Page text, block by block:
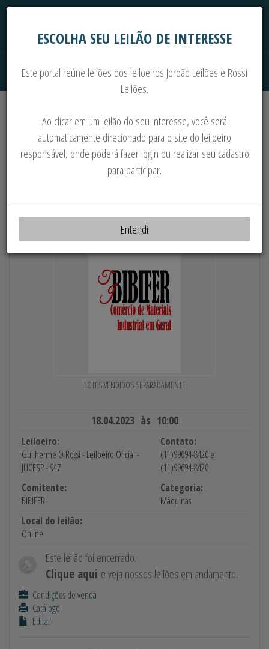
Imoveis Máquinas Sucata
+400 LOTES: MATERIAIS ELÉTRICOS,
DISJUNTORES, INVERSORES,
LOTES VENDIDOS SEPARADAMENTE
18.04.2023 às 10:00
Leiloeiro:
Guilherme O Rossi - Leiloeiro Oficial -
JUCESP - 947
Contato:
(11)99694-8420 e
(11)99694-8420
Comitente:
BIBIFER
Categoria:
Máquinas
Local do leilão:
Online
Este leilão foi encerrado.
Clique aqui e veja nossos leilões em andamento.
Condições de venda
Catálogo
Edital
ESCOLHA SEU LEILÃO DE INTERESSE
Este portal reúne leilões dos leiloeiros Jordão Leilões e Rossi
Leilões.
Ao clicar em um leilão do seu interesse, você será
automaticamente direcionado para o site do leiloeiro
responsável, onde poderá fazer login ou realizar seu cadastro
para participar.
Entendi